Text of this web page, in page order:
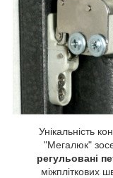
Унікальність
"Мегалюк"
регульовані
міжпліткових